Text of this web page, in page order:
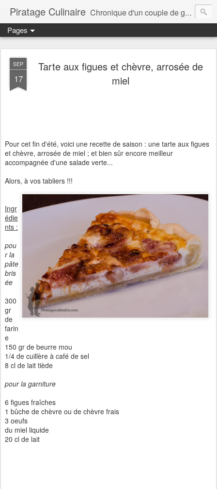
Piratage Culinaire Chronique d'un couple de gourmands
Pages
SEP
17
Tarte aux figues et chèvre, arrosée de
miel
Pour cet fin d'été, voici une recette de saison : une tarte aux figues
et chèvre, arrosée de miel ; et bien sûr encore meilleur
accompagnée d'une salade verte...
Alors, à vos tabliers !!!
Ingr
édie
nts :
pou
r la
pâte
bris
ée
300
gr
de
farin
e
150 gr de beurre mou
1/4 de cuillère à café de sel
8 cl de lait tiède
pour la garniture
6 figues fraîches
1 bûche de chèvre ou de chèvre frais
3 oeufs
du miel liquide
20 cl de lait